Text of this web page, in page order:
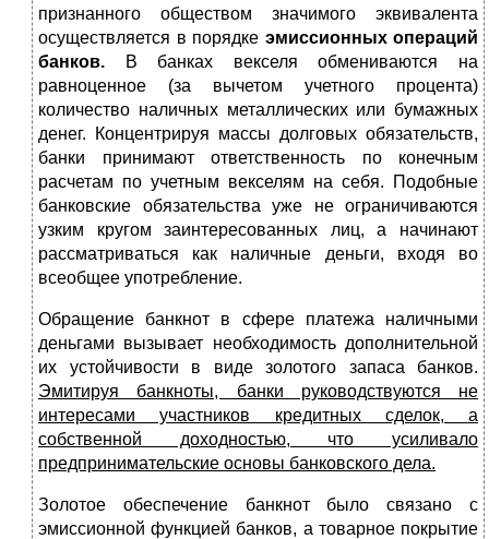
признанного обществом значимого экви­валента
осуществляется в порядке эмиссионных операций
банков. В бан­ках векселя обмениваются на
равноценное (за вычетом учетного про­цента)
количество наличных металлических или бумажных
денег. Концентрируя массы долговых обязательств,
банки принимают ответ­ственность по конечным
расчетам по учетным векселям на себя. По­добные
банковские обязательства уже не ограничиваются
узким кру­гом заинтересованных лиц, а начинают
рассматриваться как наличные деньги, входя во
всеобщее употребление.
Обращение банкнот в сфере платежа наличными
деньгами вызыва­ет необходимость дополнительной
их устойчивости в виде золотого запаса банков.
Эмитируя банкноты, банки руководствуются не
интере­сами участников кредитных сделок, а
собственной доходностью, что усиливало
предпринимательские основы банковского дела.
Золотое обеспечение банкнот было связано с
эмиссионной функци­ей банков, а товарное покрытие